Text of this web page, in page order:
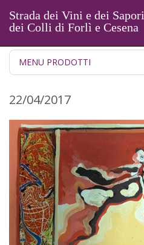
Strada dei Vini e dei Sapori
dei Colli di Forlì e Cesena
MENU PRODOTTI
22/04/2017